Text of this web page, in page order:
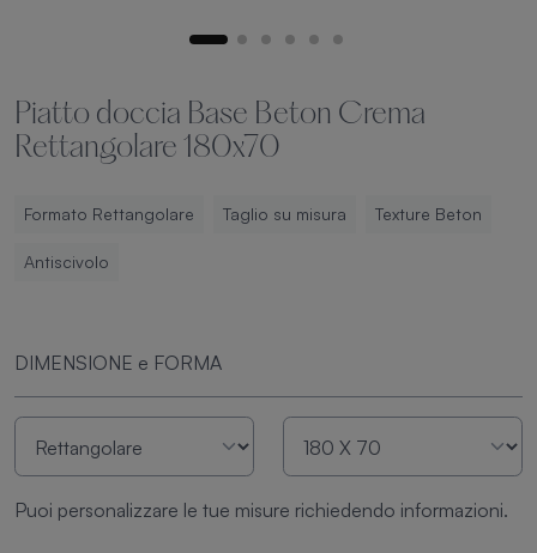
Piatto doccia Base Beton Crema
Rettangolare 180x70
Formato Rettangolare Taglio su misura Texture Beton
Antiscivolo
DIMENSIONE e FORMA
Puoi personalizzare le tue misure richiedendo informazioni.